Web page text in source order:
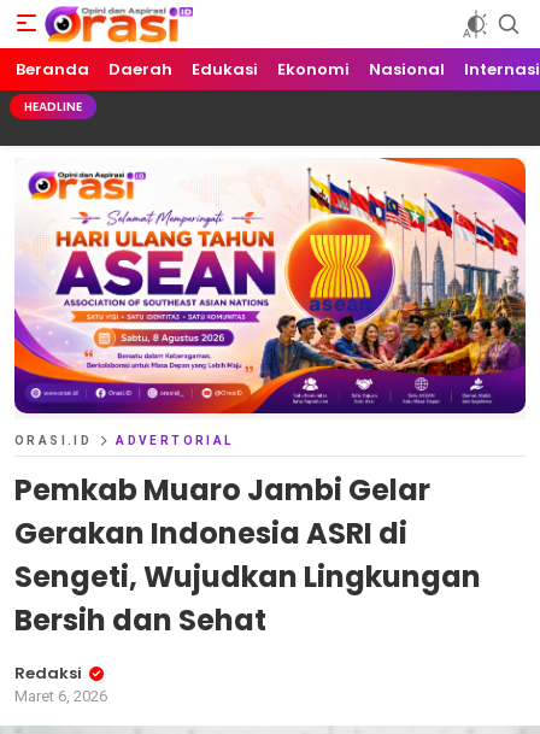
Orasi.ID
Opini dan Aspirasi!
Beranda Daerah Edukasi Ekonomi Nasional
HEADLINE
ORASI.ID ADVERTORIAL
Pemkab Muaro Jambi Gelar
Gerakan Indonesia ASRI di
Sengeti, Wujudkan Lingkungan
Bersih dan Sehat
Redaksi
Maret 6, 2026